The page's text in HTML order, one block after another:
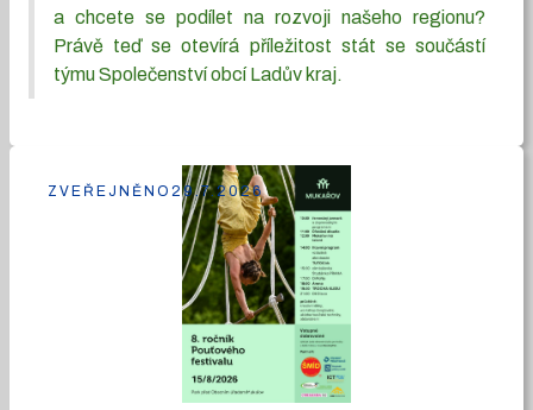
a chcete se podílet na rozvoji našeho regionu?
Právě teď se otevírá příležitost stát se součástí
týmu Společenství obcí Ladův kraj.
ZVEŘEJNĚNO 29.7.2026